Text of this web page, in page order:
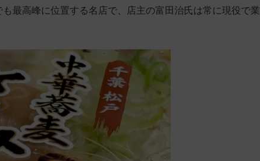
最高峰に位置する名店で、店主の富田治氏は常に現役で業